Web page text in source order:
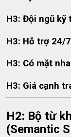
H3: Đội ngũ kỹ
H3: Hỗ trợ 24/7
H3: Có mặt
H3: Giá cạnh
H2: Bộ từ
(Semantic